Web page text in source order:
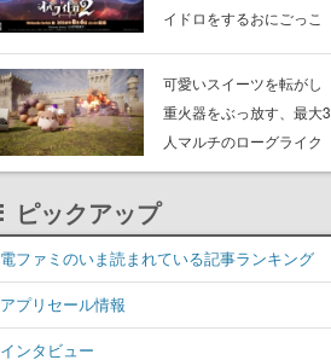
イドロをするおにごっこ
２』のNintendo Switch版
が本日発売。追加DLCで
新オバケ「ガシャ」が登
可愛いスイーツを転がし
重火器をぶっ放す、最大3
人マルチのローグライク
アクションゲーム『チョ
シュが巻き起こる戦場で
敵を倒し、コインを集め
ピックアップ
電ファミのいま読まれている記事ランキング
アプリセール情報
インタビュー